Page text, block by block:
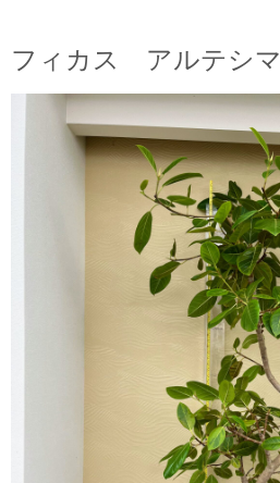
フィカス アルテシマ